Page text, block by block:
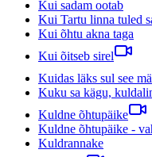
Kui sadam ootab
Kui Tartu linna tuled
Kui õhtu akna taga
Kui õitseb sirel
Kuidas läks sul see
Kuku sa kägu,
Kuldne õhtupäike
Kuldne õhtupäike -
Kuldrannake